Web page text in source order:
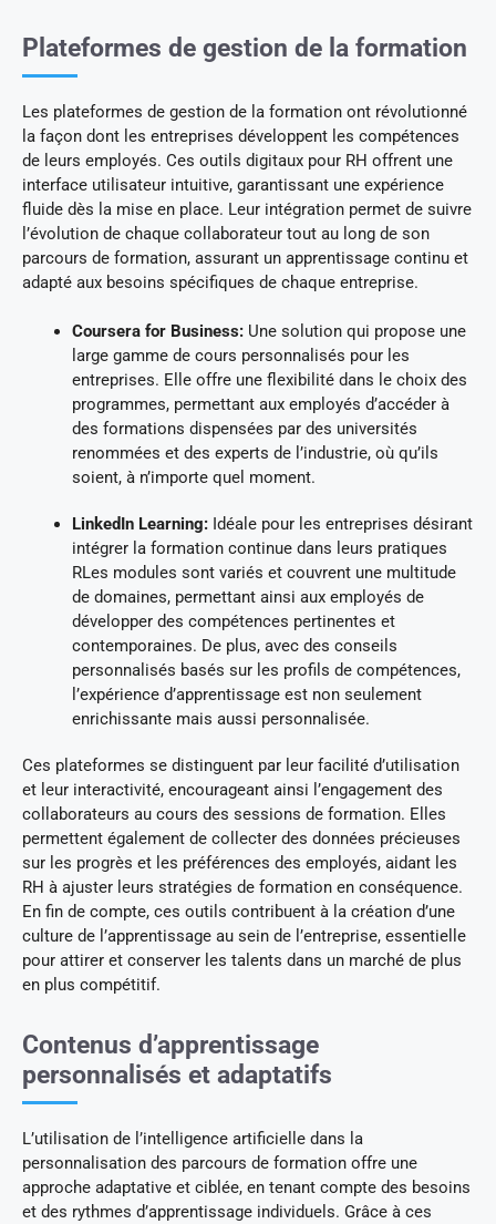
Plateformes de gestion de la formation
Les plateformes de gestion de la formation ont révolutionné
la façon dont les entreprises développent les compétences
de leurs employés. Ces outils digitaux pour RH offrent une
interface utilisateur intuitive, garantissant une expérience
fluide dès la mise en place. Leur intégration permet de suivre
l’évolution de chaque collaborateur tout au long de son
parcours de formation, assurant un apprentissage continu et
adapté aux besoins spécifiques de chaque entreprise.
Coursera for Business: Une solution qui propose une
large gamme de cours personnalisés pour les
entreprises. Elle offre une flexibilité dans le choix des
programmes, permettant aux employés d’accéder à
des formations dispensées par des universités
renommées et des experts de l’industrie, où qu’ils
soient, à n’importe quel moment.
LinkedIn Learning: Idéale pour les entreprises désirant
intégrer la formation continue dans leurs pratiques
RLes modules sont variés et couvrent une multitude
de domaines, permettant ainsi aux employés de
développer des compétences pertinentes et
contemporaines. De plus, avec des conseils
personnalisés basés sur les profils de compétences,
l’expérience d’apprentissage est non seulement
enrichissante mais aussi personnalisée.
Ces plateformes se distinguent par leur facilité d’utilisation
et leur interactivité, encourageant ainsi l’engagement des
collaborateurs au cours des sessions de formation. Elles
permettent également de collecter des données précieuses
sur les progrès et les préférences des employés, aidant les
RH à ajuster leurs stratégies de formation en conséquence.
En fin de compte, ces outils contribuent à la création d’une
culture de l’apprentissage au sein de l’entreprise, essentielle
pour attirer et conserver les talents dans un marché de plus
en plus compétitif.
Contenus d’apprentissage
personnalisés et adaptatifs
L’utilisation de l’intelligence artificielle dans la
personnalisation des parcours de formation offre une
approche adaptative et ciblée, en tenant compte des besoins
et des rythmes d’apprentissage individuels. Grâce à ces